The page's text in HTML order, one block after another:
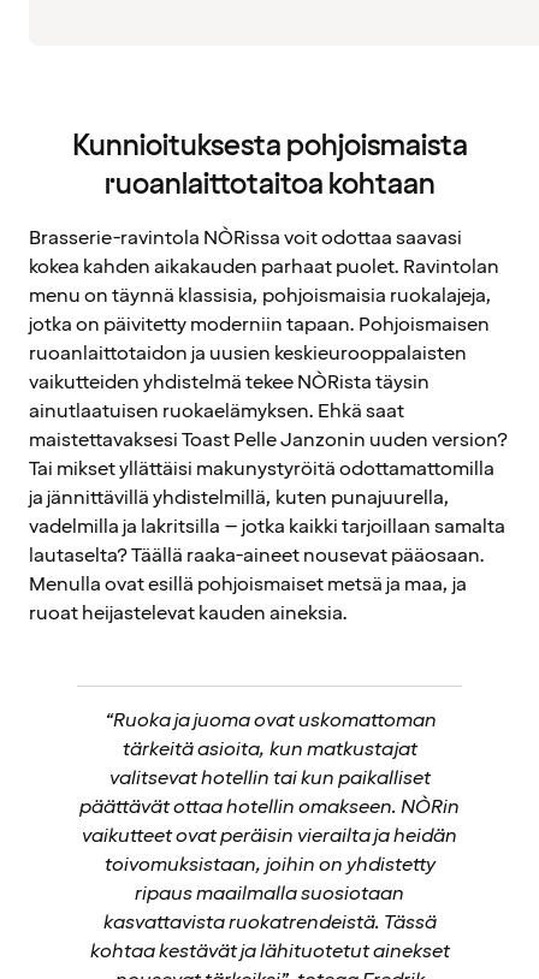
Kunnioituksesta pohjoismaista
ruoanlaittotaitoa kohtaan
Brasserie-ravintola NÒRissa voit odottaa saavasi
kokea kahden aikakauden parhaat puolet. Ravintolan
menu on täynnä klassisia, pohjoismaisia ruokalajeja,
jotka on päivitetty moderniin tapaan. Pohjoismaisen
ruoanlaittotaidon ja uusien keskieurooppalaisten
vaikutteiden yhdistelmä tekee NÒRista täysin
ainutlaatuisen ruokaelämyksen. Ehkä saat
maistettavaksesi Toast Pelle Janzonin uuden version?
Tai mikset yllättäisi makunystyröitä odottamattomilla
ja jännittävillä yhdistelmillä, kuten punajuurella,
vadelmilla ja lakritsilla – jotka kaikki tarjoillaan samalta
lautaselta? Täällä raaka-aineet nousevat pääosaan.
Menulla ovat esillä pohjoismaiset metsä ja maa, ja
ruoat heijastelevat kauden aineksia.
“Ruoka ja juoma ovat uskomattoman
tärkeitä asioita, kun matkustajat
valitsevat hotellin tai kun paikalliset
päättävät ottaa hotellin omakseen. NÒRin
vaikutteet ovat peräisin vierailta ja heidän
toivomuksistaan, joihin on yhdistetty
ripaus maailmalla suosiotaan
kasvattavista ruokatrendeistä. Tässä
kohtaa kestävät ja lähituotetut ainekset